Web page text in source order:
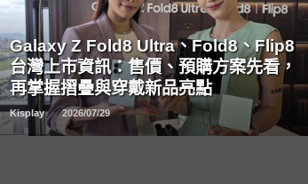
Galaxy Z Fold8 Ultra、Fold8、Flip8
台灣上市資訊：售價、預購方案先看，
再掌握摺疊與穿戴新品亮點
Kisplay 2026/07/29
READ
MORE